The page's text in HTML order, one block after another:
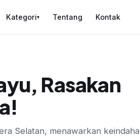
Kategori▾ Tentang Kontak
Rasakan
Selatan, menawarkan